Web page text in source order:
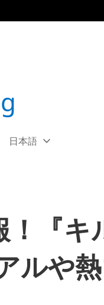
Select
Current
日本語
『
ルや